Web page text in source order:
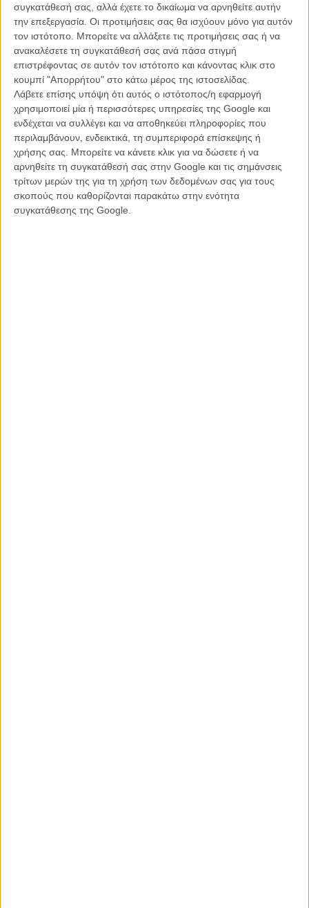
συγκατάθεσή σας, αλλά έχετε το δικαίωμα να αρνηθείτε αυτήν
την επεξεργασία. Οι προτιμήσεις σας θα ισχύουν μόνο για αυτόν
τον ιστότοπο. Μπορείτε να αλλάξετε τις προτιμήσεις σας ή να
ανακαλέσετε τη συγκατάθεσή σας ανά πάσα στιγμή
επιστρέφοντας σε αυτόν τον ιστότοπο και κάνοντας κλικ στο
κουμπί "Απορρήτου" στο κάτω μέρος της ιστοσελίδας.
Λάβετε επίσης υπόψη ότι αυτός ο ιστότοπος/η εφαρμογή
χρησιμοποιεί μία ή περισσότερες υπηρεσίες της Google και
ενδέχεται να συλλέγει και να αποθηκεύει πληροφορίες που
περιλαμβάνουν, ενδεικτικά, τη συμπεριφορά επίσκεψης ή
χρήσης σας. Μπορείτε να κάνετε κλικ για να δώσετε ή να
αρνηθείτε τη συγκατάθεσή σας στην Google και τις σημάνσεις
τρίτων μερών της για τη χρήση των δεδομένων σας για τους
σκοπούς που καθορίζονται παρακάτω στην ενότητα
συγκατάθεσης της Google.
Οι ζωές τους δεν φαίνεται να τέμνονται πουθενά, εκτός από τον
τρόπο με τον οποίο το φιλμ τις κοιτάζει: Με μια στιλιζαρισμένη ματιά,
αποδραματικοποιημένη, αυστηρή, σχεδόν κλινική. Επίμονη. Μέσα
από βινιέτες που φαινομενικά δεν δείχνουν τίποτα περισσότερο από
μονότονες εικόνες μιας αφόρητα κενής ζωής, μα που νιώθεις ότι
κρύβουν κάτι απροσδιόριστα ανησυχητικό.
Κάτι που γίνεται πιο σαφές στον τρόπο που κοιτάζουν τους άλλους.
Που κάνουν σεξ. Και σχεδόν απόλυτα ξεκάθαρο, όταν οι ήρωες
μένουν μόνοι: Σε ένα δοκιμαστήριο. Στις τουαλέτες του σχολείου.
Στην άδεια τραπεζαρία του σπιτιού μετά από μια γιορτή γενεθλίων
που τελείωσε άσχημα.
Σε αυτές τις στιγμές δείχνει να βρίσκεται το στοιχείο εκείνο που θα
βοηθήσει στην «λύση» του «αινίγματος» του «Luton». Τα σημάδια